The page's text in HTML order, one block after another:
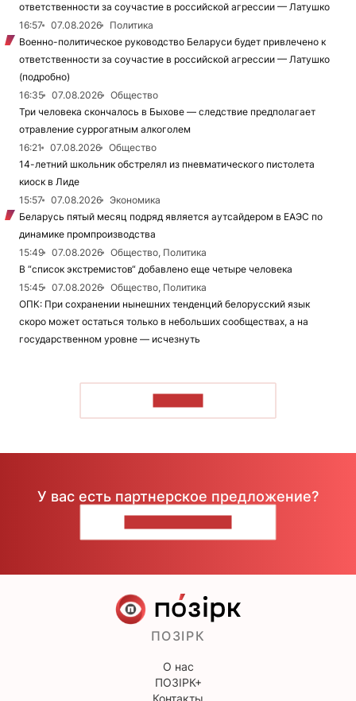
ответственности за соучастие в российской агрессии — Латушко
16:57
07.08.2026
Политика
Военно-политическое руководство Беларуси будет привлечено к
ответственности за соучастие в российской агрессии — Латушко
(подробно)
16:35
07.08.2026
Общество
Три человека скончалось в Быхове — следствие предполагает
отравление суррогатным алкоголем
16:21
07.08.2026
Общество
14-летний школьник обстрелял из пневматического пистолета
киоск в Лиде
15:57
07.08.2026
Экономика
Беларусь пятый месяц подряд является аутсайдером в ЕАЭС по
динамике промпроизводства
15:49
07.08.2026
Общество, Политика
В “список экстремистов“ добавлено еще четыре человека
15:45
07.08.2026
Общество, Политика
ОПК: При сохранении нынешних тенденций белорусский язык
скоро может остаться только в небольших сообществах, а на
государственном уровне — исчезнуть
У вас есть партнерское предложение?
ПОЗІРК
О нас
ПОЗІРК+
Контакты